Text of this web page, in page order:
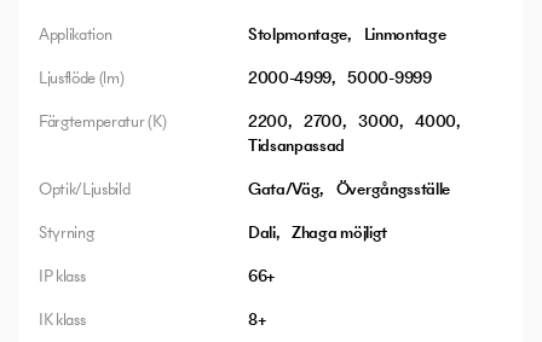
Applikation Stolpmontage
Linmontage
Ljusflöde (lm)
2000-4999
5000-9999
Färgtemperatur (K)
2200 2700 3000
4000
Tidsanpassad
Optik/Ljusbild
Gata/Väg
Övergångsställe
Styrning
Dali
Zhaga möjligt
IP klass
66+
IK klass
8+